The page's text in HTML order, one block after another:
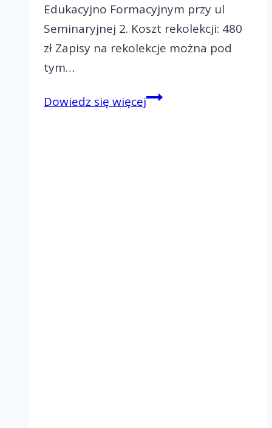
Edukacyjno Formacyjnym przy ul
Seminaryjnej 2. Koszt rekolekcji: 480
zł Zapisy na rekolekcje można pod
tym…
Dowiedz się więcejZapraszamy